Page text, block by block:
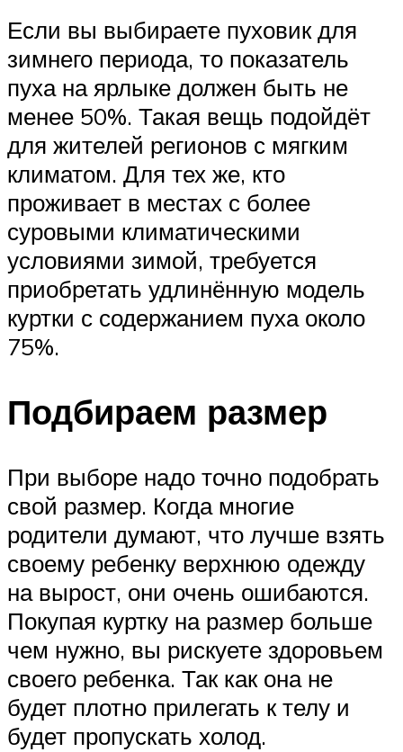
Если вы выбираете пуховик для
зимнего периода, то показатель
пуха на ярлыке должен быть не
менее 50%. Такая вещь подойдёт
для жителей регионов с мягким
климатом. Для тех же, кто
проживает в местах с более
суровыми климатическими
условиями зимой, требуется
приобретать удлинённую модель
куртки с содержанием пуха около
75%.
Подбираем размер
При выборе надо точно подобрать
свой размер. Когда многие
родители думают, что лучше взять
своему ребенку верхнюю одежду
на вырост, они очень ошибаются.
Покупая куртку на размер больше
чем нужно, вы рискуете здоровьем
своего ребенка. Так как она не
будет плотно прилегать к телу и
будет пропускать холод.